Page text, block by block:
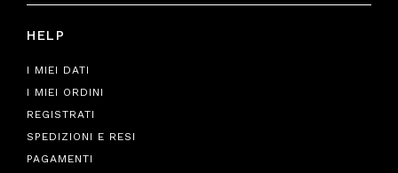
HELP
I MIEI DATI
I MIEI ORDINI
REGISTRATI
SPEDIZIONI E RESI
PAGAMENTI